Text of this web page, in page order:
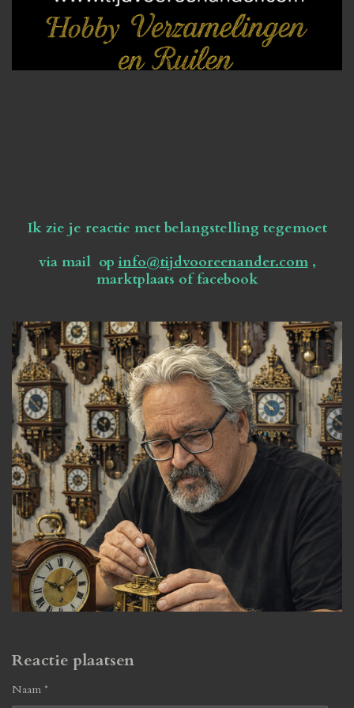
Ik zie je reactie met belangstelling tegemoet
via mail opinfo@tijdvooreenander.com,
marktplaats of facebook
Reactie plaatsen
Naam *